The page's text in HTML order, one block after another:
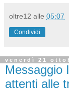
oltre12 alle 05:07
Condividi
venerdì 21
Messaggio
attenti alle